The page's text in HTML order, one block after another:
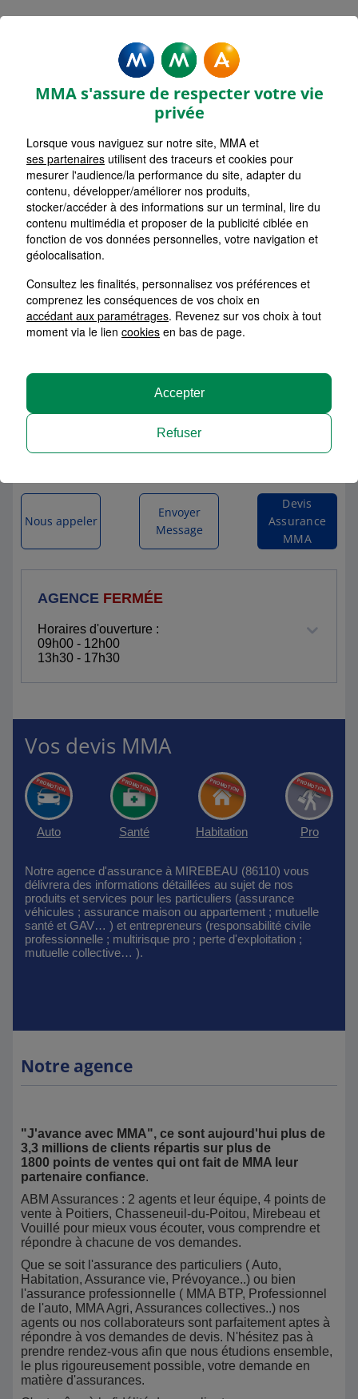
Assurance Nouvelle-Aquitaine Assurance Vienne (86)
86110 MIREBEAU
AGENCE FERMÉE
Horaires d'ouverture :
09h00 - 12h00
13h30 - 17h30
Nous appeler
Envoyer
Message
Devis
Assurance
MMA
Vos devis MMA
Auto Santé Habitation Pro
Notre agence d'assurance à MIREBEAU (86110) vous
délivrera des informations détaillées au sujet de nos
produits et services pour les particuliers (assurance
véhicules ; assurance maison ou appartement ; mutuelle
santé et GAV… ) et entrepreneurs (responsabilité civile
professionnelle ; multirisque pro ; perte d'exploitation ;
mutuelle collective… ).
Notre agence
"J'avance avec MMA", ce sont aujourd'hui plus de
3,3 millions de clients répartis sur plus de
1800 points de ventes qui ont fait de MMA leur
partenaire confiance.
ABM Assurances : 2 agents et leur équipe, 4 points de
vente à Poitiers, Chasseneuil-du-Poitou, Mirebeau et
Vouillé pour mieux vous écouter, vous comprendre et
répondre à chacune de vos demandes.
Que se soit l'assurance des particuliers ( Auto,
Habitation, Assurance vie, Prévoyance..) ou bien
l'assurance professionnelle ( MMA BTP, Professionnel
de l'auto, MMA Agri, Assurances collectives..) nos
agents ou nos collaborateurs sont parfaitement aptes à
répondre à vos demandes de devis. N'hésitez pas à
prendre rendez-vous afin que nous étudions ensemble,
le plus rigoureusement possible, votre demande en
matière d'assurances.
MMA s'assure de respecter votre vie
privée
Lorsque vous naviguez sur notre site, MMA et
ses partenaires utilisent des traceurs et cookies pour
mesurer l'audience/la performance du site, adapter du
contenu, développer/améliorer nos produits,
stocker/accéder à des informations sur un terminal, lire du
contenu multimédia et proposer de la publicité ciblée en
fonction de vos données personnelles, votre navigation et
géolocalisation.
Consultez les finalités, personnalisez vos préférences et
comprenez les conséquences de vos choix en
accédant aux paramétrages. Revenez sur vos choix à tout
moment via le lien cookies en bas de page.
Refuser
Accepter